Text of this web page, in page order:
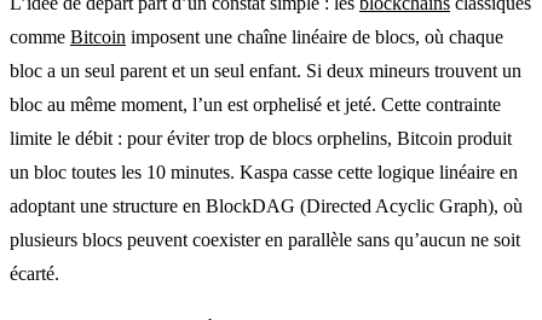
comme Bitcoin imposent une chaîne linéaire de blocs, où chaque
bloc a un seul parent et un seul enfant. Si deux mineurs trouvent un
bloc au même moment, l’un est orphelisé et jeté. Cette contrainte
limite le débit : pour éviter trop de blocs orphelins, Bitcoin produit
un bloc toutes les 10 minutes. Kaspa casse cette logique linéaire en
adoptant une structure en BlockDAG (Directed Acyclic Graph), où
plusieurs blocs peuvent coexister en parallèle sans qu’aucun ne soit
écarté.